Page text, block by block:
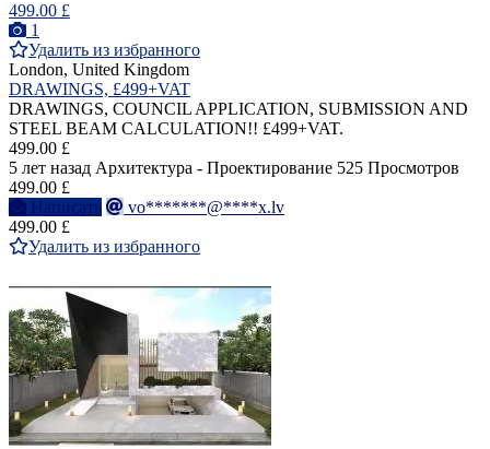
499.00 £
1
Удалить из избранного
London, United Kingdom
DRAWINGS, £499+VAT
DRAWINGS, COUNCIL APPLICATION, SUBMISSION AND
STEEL BEAM CALCULATION!! £499+VAT.
499.00 £
5 лет назад Архитектура - Проектирование 525 Просмотров
499.00 £
Написать
vo*******@****x.lv
499.00 £
Удалить из избранного